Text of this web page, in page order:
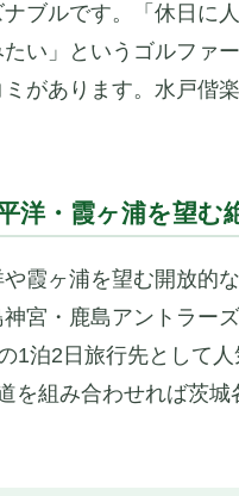
ブルです。「休日に
たい」というゴルファ
があります。水戸偕
・霞ヶ浦を望む
霞ヶ浦を望む開放的
神宮・鹿島アントラー
1泊2日旅行先として
を組み合わせれば茨城